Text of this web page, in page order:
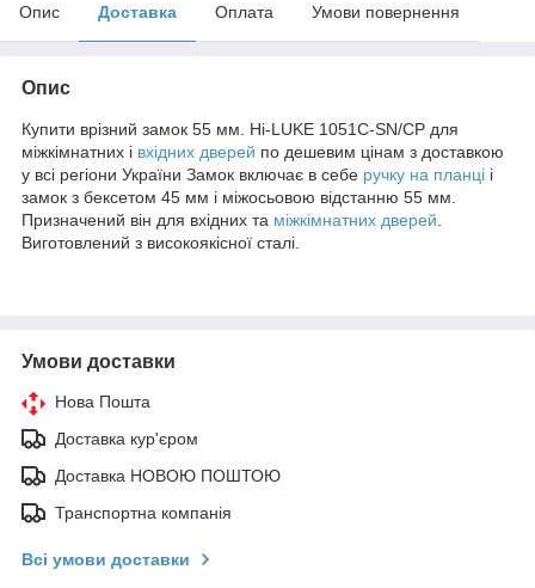
Опис Доставка Оплата Умови повернення
Опис
Купити врізний замок 55 мм. Hi-LUKE 1051C-SN/CP для
міжкімнатних і вхідних дверей по дешевим цінам з доставкою
у всі регіони України Замок включає в себе ручку на планці і
замок з бексетом 45 мм і міжосьовою відстанню 55 мм.
Призначений він для вхідних та міжкімнатних дверей
Виготовлений з високоякісної сталі.
Умови доставки
Нова Пошта
Доставка кур'єром
Доставка НОВОЮ ПОШТОЮ
Транспортна компанія
Всі умови доставки